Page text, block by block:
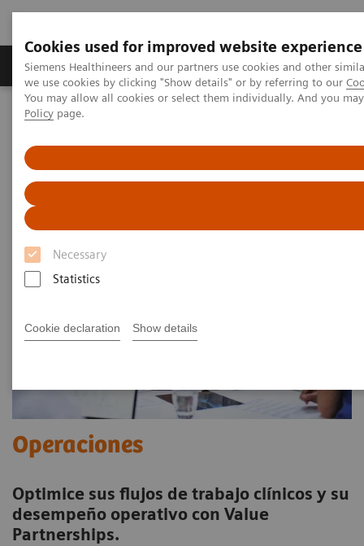
Cookies used for improved website experience
Siemens Healthineers and our partners use cookies and other
we use cookies by clicking "Show details" or by referring to our
You may allow all cookies or select them individually. And you
Policy page.
Necessary
Statistics
Cookie declaration Show details
Productos y servicios Especialidades Clínicas
Siemens Healthineers Latinoamérica
Portfolio de Value Partnerships Enterprise Services - Siemens
Healthineers
Gestión de Operaciones Clínicas Value Partnerships – Siemens
Healthineers
Operaciones
Optimice sus flujos de trabajo clínicos y su
desempeño operativo con Value
Partnerships.